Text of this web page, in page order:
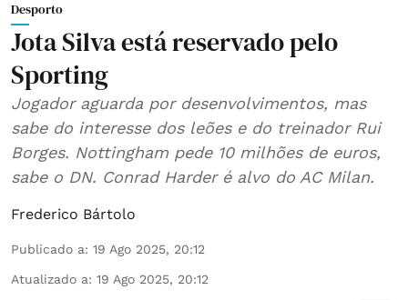
Desporto
Jota Silva está reservado pelo
Sporting
Jogador aguarda por desenvolvimentos, mas
sabe do interesse dos leões e do treinador Rui
Borges. Nottingham pede 10 milhões de euros,
sabe o DN. Conrad Harder é alvo do AC Milan.
Frederico Bártolo
Publicado a: 19 Ago 2025, 20:12
Atualizado a: 19 Ago 2025, 20:12